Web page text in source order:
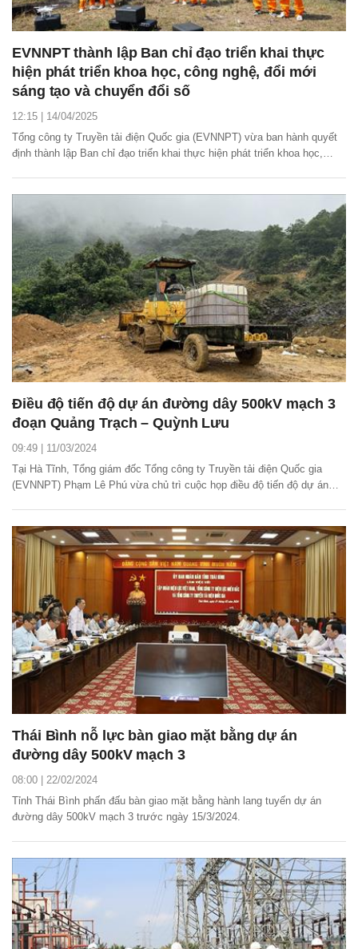
EVNNPT thành lập Ban chỉ đạo triển khai thực
hiện phát triển khoa học, công nghệ, đổi mới
sáng tạo và chuyển đổi số
12:15 | 14/04/2025
Tổng công ty Truyền tải điện Quốc gia (EVNNPT) vừa ban hành quyết
định thành lập Ban chỉ đạo triển khai thực hiện phát triển khoa học,
Điều độ tiến độ dự án đường dây 500kV mạch 3
đoạn Quảng Trạch – Quỳnh Lưu
09:49 | 11/03/2024
Tại Hà Tĩnh, Tổng giám đốc Tổng công ty Truyền tải điện Quốc gia
(EVNNPT) Phạm Lê Phú vừa chủ trì cuộc họp điều độ tiến độ dự án
Thái Bình nỗ lực bàn giao mặt bằng dự án
đường dây 500kV mạch 3
08:00 | 22/02/2024
Tỉnh Thái Bình phấn đấu bàn giao mặt bằng hành lang tuyến dự án
đường dây 500kV mạch 3 trước ngày 15/3/2024.